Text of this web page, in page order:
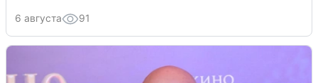
6 августа 91